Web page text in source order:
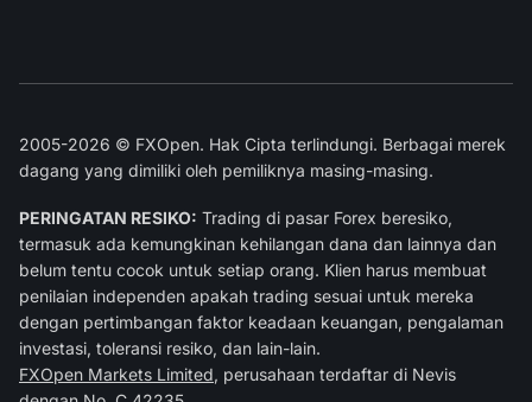
2005-2026 © FXOpen. Hak Cipta terlindungi. Berbagai merek
dagang yang dimiliki oleh pemiliknya masing-masing.
PERINGATAN RESIKO: Trading di pasar Forex beresiko,
termasuk ada kemungkinan kehilangan dana dan lainnya dan
belum tentu cocok untuk setiap orang. Klien harus membuat
penilaian independen apakah trading sesuai untuk mereka
dengan pertimbangan faktor keadaan keuangan, pengalaman
investasi, toleransi resiko, dan lain-lain.
FXOpen Markets Limited, perusahaan terdaftar di Nevis